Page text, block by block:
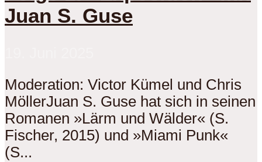
Juan S. Guse
Moderation: Victor Kümel und Chris
MöllerJuan S. Guse hat sich in seinen
Romanen »Lärm und Wälder« (S.
Fischer, 2015) und »Miami Punk«
(S...